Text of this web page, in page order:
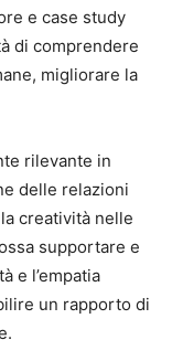
e case study
di comprendere
migliorare la
rilevante in
delle relazioni
creatività nelle
supportare e
e l’empatia
un rapporto di